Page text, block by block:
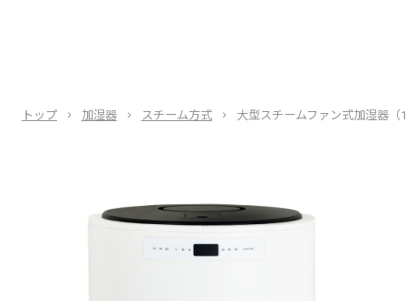
トップ 加湿器 スチーム方式 大型スチームファン式加湿器（